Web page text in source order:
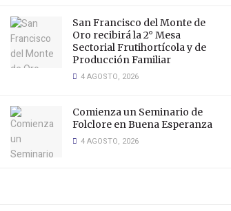
San Francisco del Monte de
Oro recibirá la 2° Mesa
Sectorial Frutihortícola y de
Producción Familiar
4 AGOSTO, 2026
Comienza un Seminario de
Folclore en Buena Esperanza
4 AGOSTO, 2026